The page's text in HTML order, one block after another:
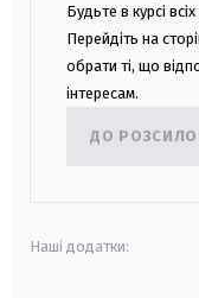
Будьте в курсі
Перейдіть на
обрати ті, що
інтересам.
ДО
Наші додатки: